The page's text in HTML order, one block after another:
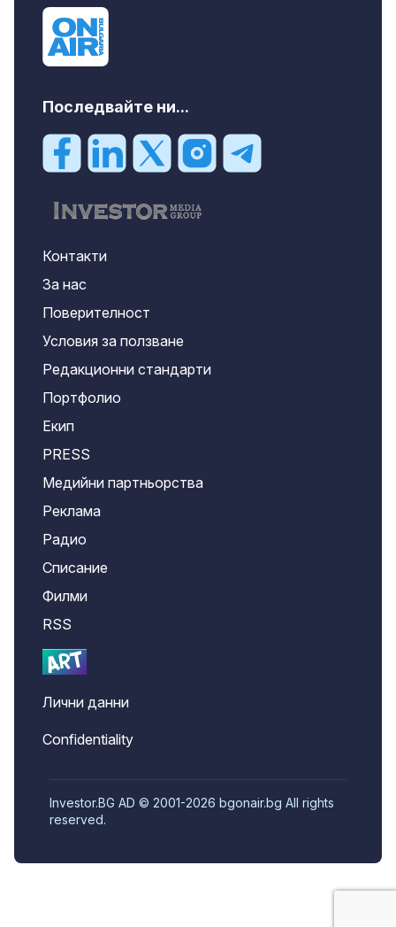
Последвайте ни...
Контакти
За нас
Поверителност
Условия за ползване
Редакционни стандарти
Портфолио
Екип
PRESS
Медийни партньорства
Реклама
Радио
Списание
Филми
RSS
Лични данни
Confidentiality
Investor.BG AD © 2001-2026 bgonair.bg All rights
reserved.